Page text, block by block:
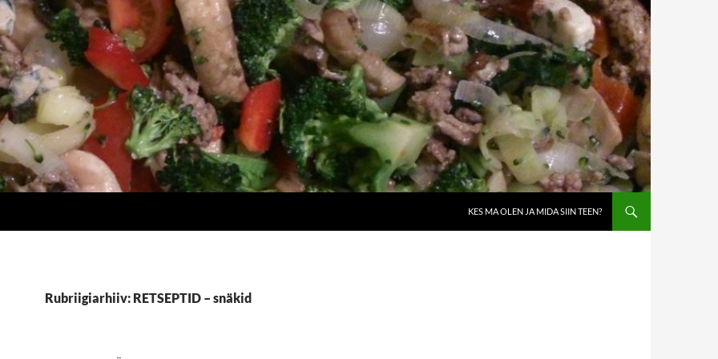
KES MA OLEN JA MIDA SIIN TEEN?
Rubriigiarhiiv: RETSEPTID – snäkid